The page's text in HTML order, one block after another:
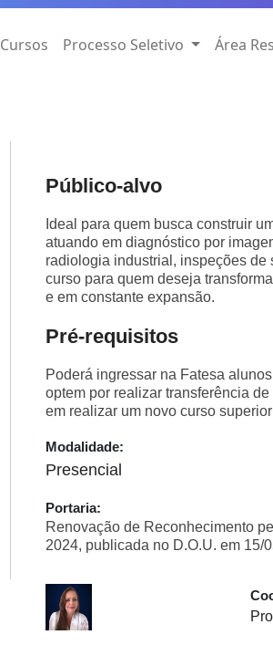
Cursos Processo Seletivo Área
Público-alvo
Ideal para quem busca construir
atuando em diagnóstico por
radiologia industrial, inspeções
curso para quem deseja
e em constante expansão.
Pré-requisitos
Poderá ingressar na Fatesa
optem por realizar transferência
em realizar um novo curso
Modalidade:
Presencial
Portaria:
Renovação de Reconhecimento
2024, publicada no D.O.U. em 15/